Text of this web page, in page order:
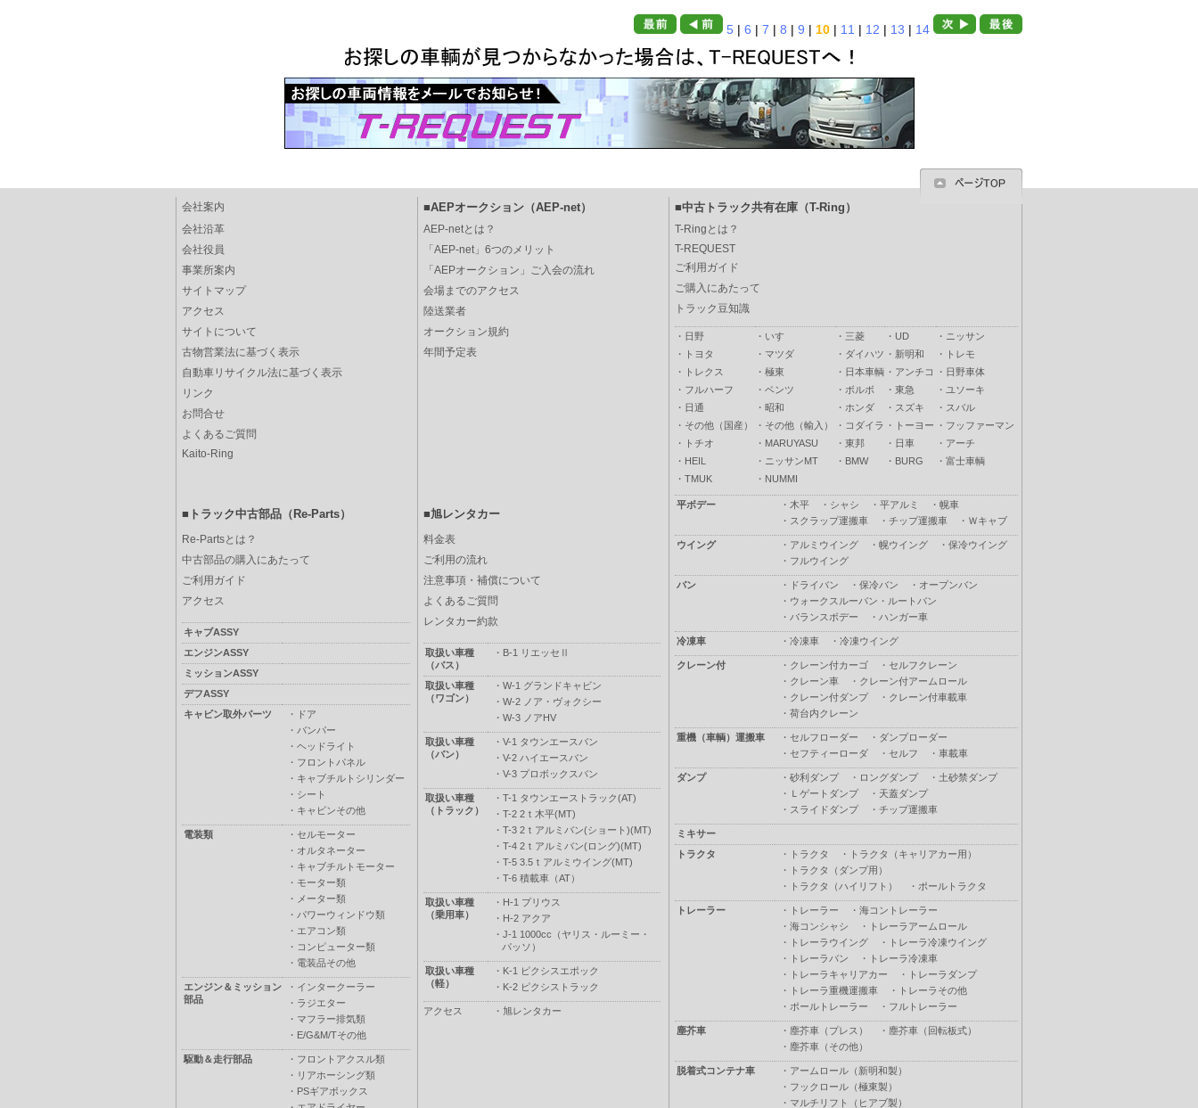
5 | 6 | 7 | 8 | 9 | 10 | 11 | 12 | 13 | 14
会社案内 ■AEPオークション（AEP-net） ■中古トラック共有在庫（T-Ring）
会社沿革
会社役員
事業所案内
サイトマップ
アクセス
サイトについて
古物営業法に基づく表示
自動車リサイクル法に基づく表示
リンク
お問合せ
よくあるご質問
Kaito-Ring
AEP-netとは？
「AEP-net」6つのメリット
「AEPオークション」ご入会の流れ
会場までのアクセス
陸送業者
オークション規約
年間予定表
T-Ringとは？
T-REQUEST
ご利用ガイド
ご購入にあたって
トラック豆知識
・ 日野 ・ いすゞ ・ 三菱 ・ UD ・ ニッサン
・
トヨタ ・ マツダ ・ ダイハツ ・ 新明和 ・
トレモ
・
トレクス ・ 極東 ・ 日本車輌 ・ アンチコ ・ 日野車体
・ フルハーフ ・ ベンツ ・ ボルボ ・ 東急 ・ ユソーキ
・ 日通 ・ 昭和 ・ ホンダ ・ スズキ ・ スバル
・ その他（国産） ・ その他（輸入） ・ コダイラ ・ トーヨー ・ フッファーマン
・
トチオ ・ MARUYASU ・ 東邦 ・ 日車 ・ アーチ
・ HEIL ・ ニッサンMT ・ BMW ・ BURG ・ 富士車輌
・ TMUK ・ NUMMI
平ボデー ・ 木平 ・ シャシ ・ 平アルミ ・ 幌車
・ スクラップ運搬車 ・ チップ運搬車 ・ Ｗキャブ
ウイング ・ アルミウイング ・ 幌ウイング ・ 保冷ウイング
・ フルウイング
バン ・ ドライバン ・ 保冷バン ・ オープンバン
・ ウォークスルーバン・ルートバン
・ バランスボデー ・ ハンガー車
冷凍車 ・ 冷凍車 ・ 冷凍ウイング
クレーン付 ・ クレーン付カーゴ ・ セルフクレーン
・ クレーン車 ・ クレーン付アームロール
・ クレーン付ダンプ ・ クレーン付車載車
・ 荷台内クレーン
重機（車輌）運搬車 ・ セルフローダー ・ ダンプローダー
・ セフティーローダ ・ セルフ ・ 車載車
ダンプ ・ 砂利ダンプ ・ ロングダンプ ・ 土砂禁ダンプ
・ Ｌゲートダンプ ・ 天蓋ダンプ
・ スライドダンプ ・ チップ運搬車
ミキサー
トラクタ
・ トラクタ ・
トラクタ（キャリアカー用）
・
トラクタ（ダンプ用）
・
トラクタ（ハイリフト） ・ ポールトラクタ
トレーラー ・ トレーラー ・ 海コントレーラー
・ 海コンシャシ ・
トレーラアームロール
・
トレーラウイング ・
トレーラ冷凍ウイング
・
トレーラバン ・
トレーラ冷凍車
・
トレーラキャリアカー ・
トレーラダンプ
・
トレーラ重機運搬車 ・
トレーラその他
・ ポールトレーラー ・ フルトレーラー
塵芥車 ・ 塵芥車（プレス） ・ 塵芥車（回転板式）
・ 塵芥車（その他）
脱着式コンテナ車 ・ アームロール（新明和製）
・ フックロール（極東製）
・ マルチリフト（ヒアブ製）
■トラック中古部品（Re-Parts） ■旭レンタカー
Re-Partsとは？
中古部品の購入にあたって
ご利用ガイド
アクセス
キャブASSY
エンジンASSY
ミッションASSY
デフASSY
キャビン取外パーツ
・
ドア
・ バンパー
・ ヘッドライト
・ フロントパネル
・ キャブチルトシリンダー
・ シート
・ キャビンその他
電装類 ・ セルモーター
・ オルタネーター
・ キャブチルトモーター
・ モーター類
・ メーター類
・ パワーウィンドウ類
・ エアコン類
・ コンピューター類
・ 電装品その他
エンジン＆ミッション
部品
・ インタークーラー
・ ラジエター
・ マフラー排気類
・ E/G&M/Tその他
駆動＆走行部品 ・ フロントアクスル類
・ リアホーシング類
・ PSギアボックス
料金表
ご利用の流れ
注意事項・補償について
よくあるご質問
レンタカー約款
取扱い車種
（バス）
・ B-1 リエッセⅡ
取扱い車種
（ワゴン）
・ W-1 グランドキャビン
・ W-2 ノア・ヴォクシー
・ W-3 ノアHV
取扱い車種
（バン）
・ V-1 タウンエースバン
・ V-2 ハイエースバン
・ V-3 プロボックスバン
取扱い車種
（トラック）
・ T-1 タウンエーストラック(AT)
・ T-2 2ｔ木平(MT)
・ T-3 2ｔアルミバン(ショート)(MT)
・ T-4 2ｔアルミバン(ロング)(MT)
・ T-5 3.5ｔアルミウイング(MT)
・ T-6 積載車（AT）
取扱い車種
（乗用車）
・ H-1 プリウス
・ H-2 アクア
・ J-1 1000cc（ヤリス・ルーミー・
パッソ）
取扱い車種
（軽）
・ K-1 ピクシスエポック
・ K-2 ピクシストラック
アクセス ・ 旭レンタカー